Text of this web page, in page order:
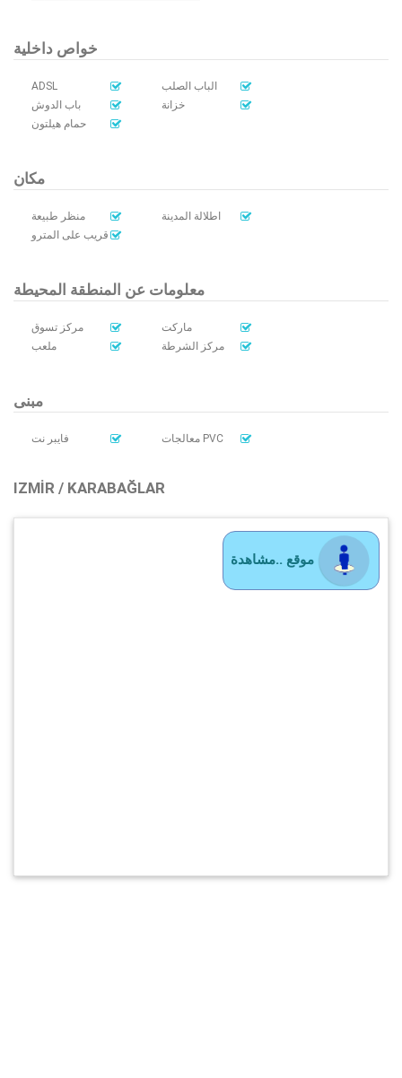
خواص داخلية
ADSL
الباب الصلب
باب الدوش
خزانة
حمام هيلتون
مكان
منظر طبيعة
اطلالة المدينة
قريب على المترو
معلومات عن المنطقة المحيطة
مركز تسوق
ماركت
ملعب
مركز الشرطة
مبنى
فايبر نت معالجات PVC
IZMIR / KARABAĞLAR